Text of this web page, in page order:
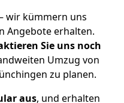
wir kümmern uns
Angebote erhalten.
Sie uns noch
Umzug von
zu planen.
aus, und erhalten